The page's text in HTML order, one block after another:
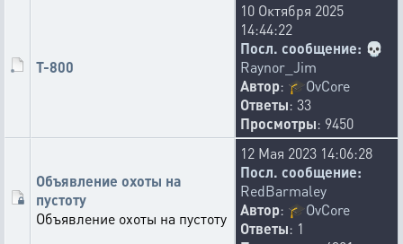
Т-800
10 Октября 2025
14:44:22
Посл. сообщение: 💀
Raynor_Jim
Автор: 🎓OvCore
Ответы: 33
Просмотры: 9450
Объявление охоты на
пустоту
Объявление охоты на пустоту
12 Мая 2023 14:06:28
Посл. сообщение:
RedBarmaley
Автор: 🎓OvCore
Ответы: 1